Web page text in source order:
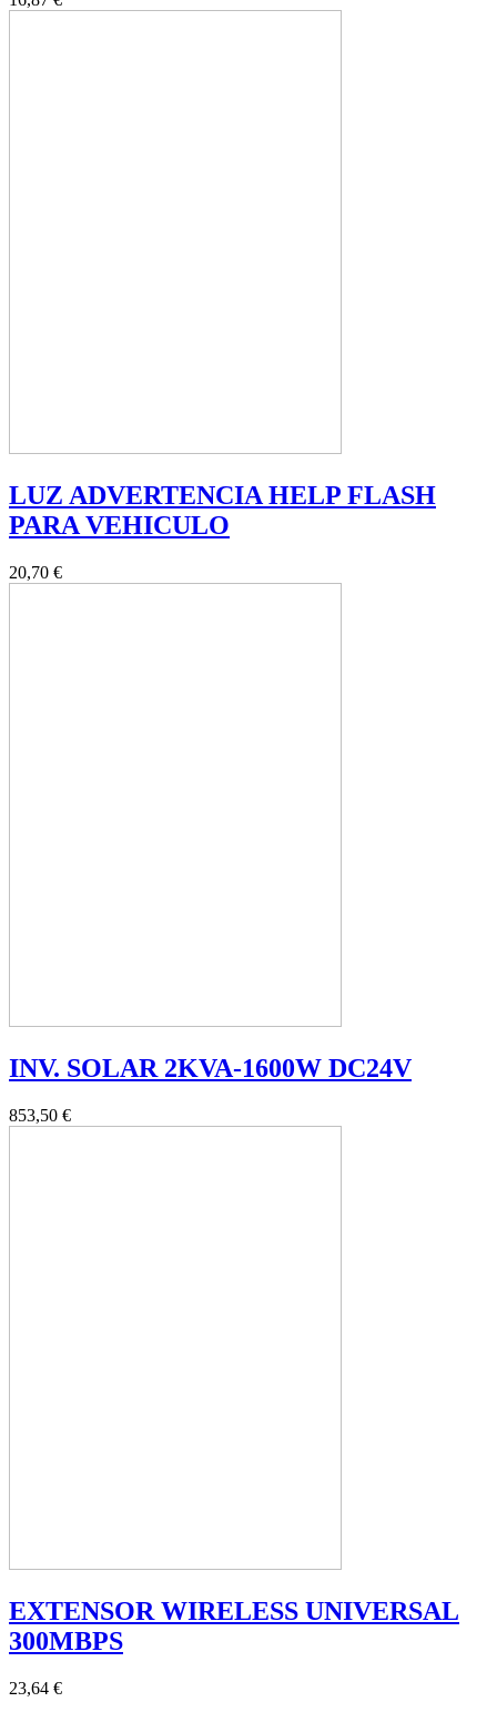
LUZ ADVERTENCIA HELP FLASH
PARA VEHICULO
20,70 €
INV. SOLAR 2KVA-1600W DC24V
853,50 €
EXTENSOR WIRELESS UNIVERSAL
300MBPS
23,64 €